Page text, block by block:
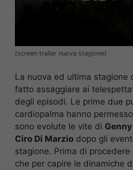
(screen trailer nuova stagione)
La nuova ed ultima stagione
fatto assaggiare ai
degli episodi. Le prime due
cardiopalma hanno
sono evolute le vite di
Ciro Di Marzio dopo gli
stagione. Prima di
che per capire le dinamiche